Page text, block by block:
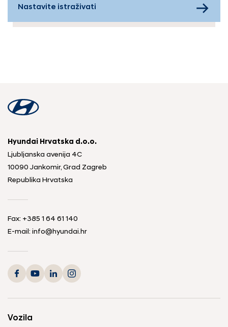
Nastavite istraživati
Hyundai Hrvatska d.o.o.
Ljubljanska avenija 4C
10090 Jankomir, Grad Zagreb
Republika Hrvatska
Fax: +385 1 64 61 140
E-mail: info@hyundai.hr
Vozila